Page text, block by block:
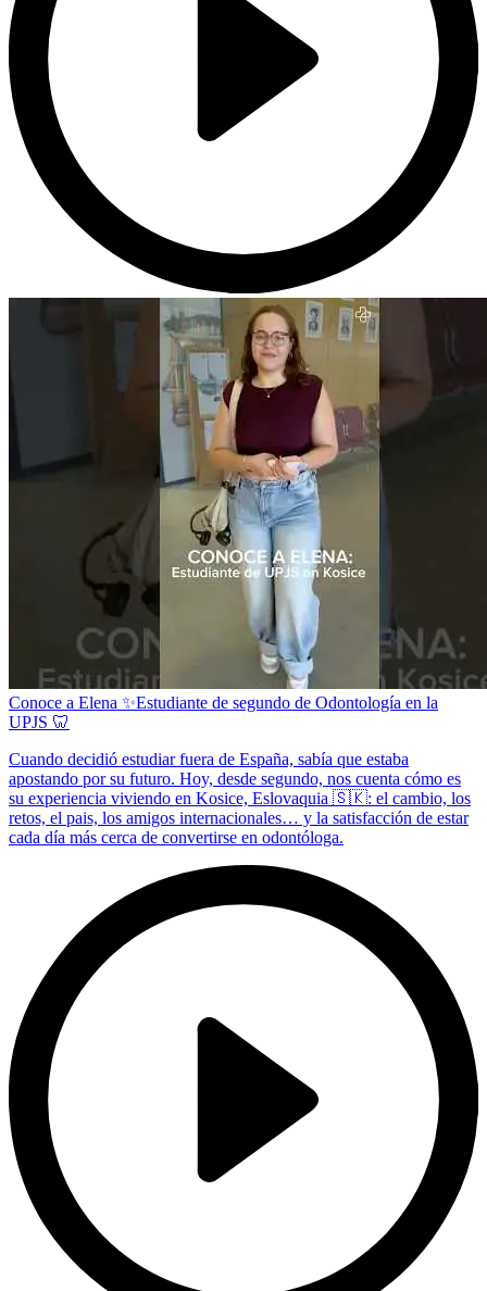
Conoce a Elena ✨Estudiante de segundo de Odontología en la
UPJS 🦷
Cuando decidió estudiar fuera de España, sabía que estaba
apostando por su futuro. Hoy, desde segundo, nos cuenta cómo es
su experiencia viviendo en Kosice, Eslovaquia 🇸🇰: el cambio, los
retos, el pais, los amigos internacionales… y la satisfacción de estar
cada día más cerca de convertirse en odontóloga.